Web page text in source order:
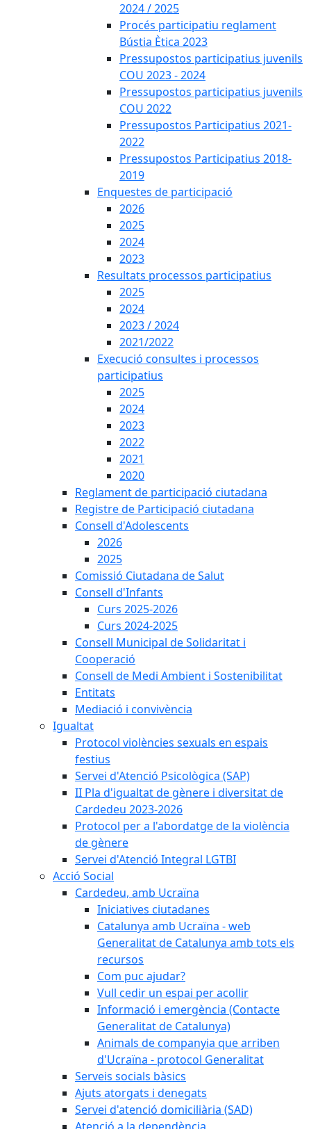
2024 / 2025
Procés participatiu reglament
Bústia Ètica 2023
Pressupostos participatius juvenils
COU 2023 - 2024
Pressupostos participatius juvenils
COU 2022
Pressupostos Participatius 2021-
2022
Pressupostos Participatius 2018-
2019
Enquestes de participació
2026
2025
2024
2023
Resultats processos participatius
2025
2024
2023 / 2024
2021/2022
Execució consultes i processos
participatius
2025
2024
2023
2022
2021
2020
Reglament de participació ciutadana
Registre de Participació ciutadana
Consell d'Adolescents
2026
2025
Comissió Ciutadana de Salut
Consell d'Infants
Curs 2025-2026
Curs 2024-2025
Consell Municipal de Solidaritat i
Cooperació
Consell de Medi Ambient i Sostenibilitat
Entitats
Mediació i convivència
Igualtat
Protocol violències sexuals en espais
festius
Servei d'Atenció Psicològica (SAP)
II Pla d'igualtat de gènere i diversitat de
Cardedeu 2023-2026
Protocol per a l'abordatge de la violència
de gènere
Servei d'Atenció Integral LGTBI
Acció Social
Cardedeu, amb Ucraïna
Iniciatives ciutadanes
Catalunya amb Ucraïna - web
Generalitat de Catalunya amb tots els
recursos
Com puc ajudar?
Vull cedir un espai per acollir
Informació i emergència (Contacte
Generalitat de Catalunya)
Animals de companyia que arriben
d'Ucraïna - protocol Generalitat
Serveis socials bàsics
Ajuts atorgats i denegats
Servei d'atenció domiciliària (SAD)